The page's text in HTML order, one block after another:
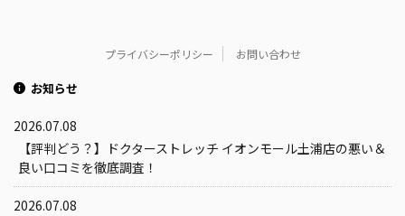
ました。
Dr.stretch イオンモール堺鉄砲町店
のGoogleマップの口コミ全8件（評
プライバシーポリシー お問い合わせ
お知らせ
2026.07.08
【評判どう？】ドクターストレッチ イオンモール土浦店の悪い＆
良い口コミを徹底調査！
2026.07.08